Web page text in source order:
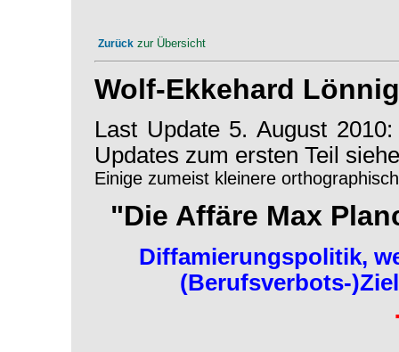
Zurück zur Übersicht
Wolf-Ekkehard
Last Update 5. August
Updates zum ersten Teil
Einige zumeist kleinere
"Die Affäre Max
Diffamierungspolitik,
(Berufsverbots-